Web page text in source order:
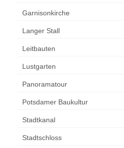
Garnisonkirche
Langer Stall
Leitbauten
Lustgarten
Panoramatour
Potsdamer Baukultur
Stadtkanal
Stadtschloss